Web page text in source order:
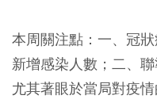
本周關注點：一、冠
新增感染人數；二、
尤其著眼於當局對疫